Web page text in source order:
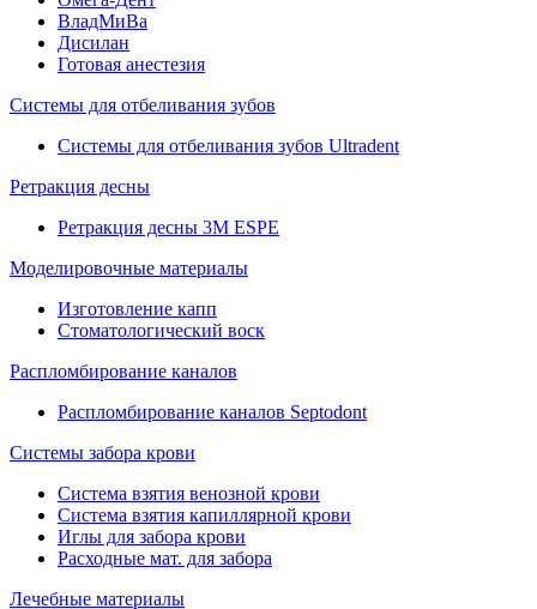
ВладМиВа
Дисилан
Готовая анестезия
Системы для отбеливания зубов
Системы для отбеливания зубов Ultradent
Ретракция десны
Ретракция десны 3M ESPE
Моделировочные материалы
Изготовление капп
Стоматологический воск
Распломбирование каналов
Распломбирование каналов Septodont
Системы забора крови
Система взятия венозной крови
Система взятия капиллярной крови
Иглы для забора крови
Расходные мат. для забора
Лечебные материалы